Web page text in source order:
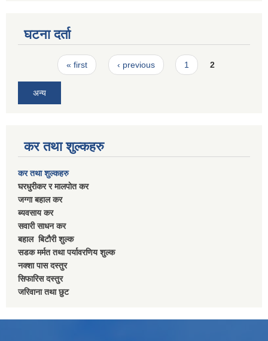
घटना दर्ता
Pages« first ‹ previous 1 2
अन्य
कर तथा शुल्कहरु
कर तथा शुल्कहरु
घरधुरीकर र मालपाेत कर
जग्गा बहाल कर
ब्यवसाय कर
सवारी साधन कर
बहाल बिटाैरी शुल्क
सडक मर्मत तथा पर्यावरणिय शुल्क
नक्शा पास दस्तुर
सिफारिस दस्तुर
जरिवाना तथा छुट